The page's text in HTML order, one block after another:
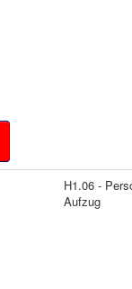
H1.06 -
Aufzug